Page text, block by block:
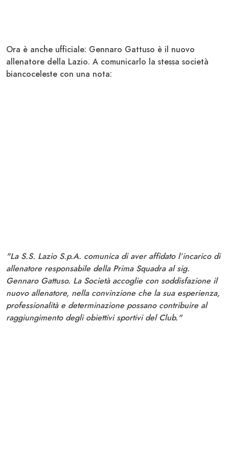
Ora è anche ufficiale: Gennaro Gattuso è il nuovo
allenatore della Lazio. A comunicarlo la stessa società
biancoceleste con una nota:
"La S.S. Lazio S.p.A. comunica di aver affidato l’incarico di
allenatore responsabile della Prima Squadra al sig.
Gennaro Gattuso. La Società accoglie con soddisfazione il
nuovo allenatore, nella convinzione che la sua esperienza,
professionalità e determinazione possano contribuire al
raggiungimento degli obiettivi sportivi del Club."